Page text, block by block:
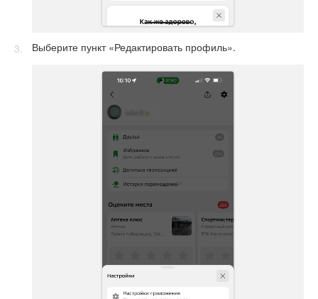
Выберите пункт «Редактировать профиль».